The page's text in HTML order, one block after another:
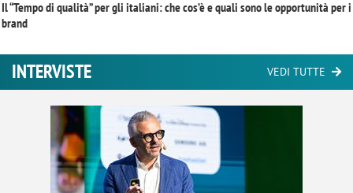
Il “Tempo di qualità” per gli italiani: che cos’è e quali sono le opportunità per i
brand
INTERVISTE VEDI TUTTE